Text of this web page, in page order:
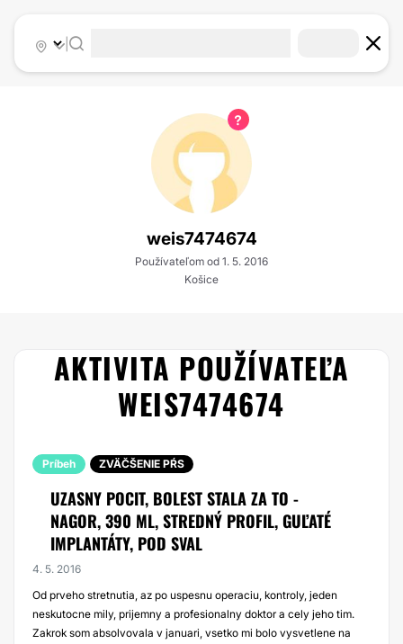
|
weis7474674
Používateľom od 1. 5. 2016
Košice
AKTIVITA POUŽÍVATEĽA
WEIS7474674
Príbeh ZVÄČŠENIE PŔS
UZASNY POCIT, BOLEST STALA ZA TO -
NAGOR, 390 ML, STREDNÝ PROFIL, GUĽATÉ
IMPLANTÁTY, POD SVAL
4. 5. 2016
Od prveho stretnutia, az po uspesnu operaciu, kontroly, jeden
neskutocne mily, prijemny a profesionalny doktor a cely jeho tim.
Zakrok som absolvovala v januari, vsetko mi bolo vysvetlene na